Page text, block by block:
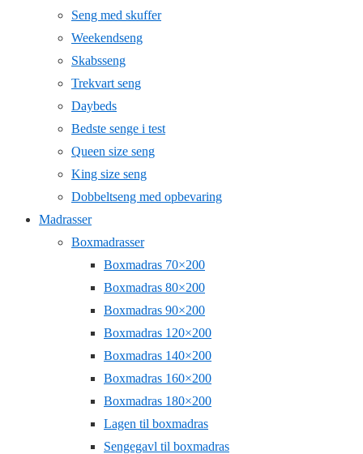
Seng med skuffer
Weekendseng
Skabsseng
Trekvart seng
Daybeds
Bedste senge i test
Queen size seng
King size seng
Dobbeltseng med opbevaring
Madrasser
Boxmadrasser
Boxmadras 70×200
Boxmadras 80×200
Boxmadras 90×200
Boxmadras 120×200
Boxmadras 140×200
Boxmadras 160×200
Boxmadras 180×200
Lagen til boxmadras
Sengegavl til boxmadras